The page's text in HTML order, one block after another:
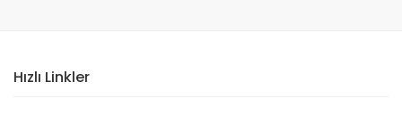
Hızlı Linkler